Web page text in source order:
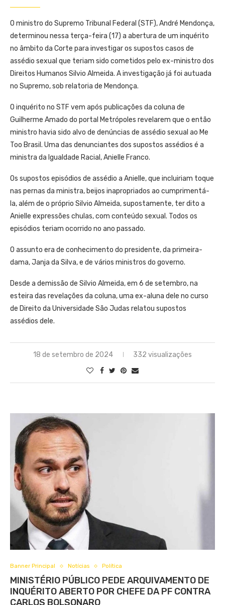
O ministro do Supremo Tribunal Federal (STF), André Mendonça,
determinou nessa terça-feira (17) a abertura de um inquérito
no âmbito da Corte para investigar os supostos casos de
assédio sexual que teriam sido cometidos pelo ex-ministro dos
Direitos Humanos Silvio Almeida. A investigação já foi autuada
no Supremo, sob relatoria de Mendonça.
O inquérito no STF vem após publicações da coluna de
Guilherme Amado do portal Metrópoles revelarem que o então
ministro havia sido alvo de denúncias de assédio sexual ao Me
Too Brasil. Uma das denunciantes dos supostos assédios é a
ministra da Igualdade Racial, Anielle Franco.
Os supostos episódios de assédio a Anielle, que incluiriam toque
nas pernas da ministra, beijos inapropriados ao cumprimentá-
la, além de o próprio Silvio Almeida, supostamente, ter dito a
Anielle expressões chulas, com conteúdo sexual. Todos os
episódios teriam ocorrido no ano passado.
O assunto era de conhecimento do presidente, da primeira-
dama, Janja da Silva, e de vários ministros do governo.
Desde a demissão de Silvio Almeida, em 6 de setembro, na
esteira das revelações da coluna, uma ex-aluna dele no curso
de Direito da Universidade São Judas relatou supostos
assédios dele.
18 de setembro de 2024 332 visualizações
Banner Principal Notícias Política
MINISTÉRIO PÚBLICO PEDE ARQUIVAMENTO DE
INQUÉRITO ABERTO POR CHEFE DA PF CONTRA
CARLOS BOLSONARO